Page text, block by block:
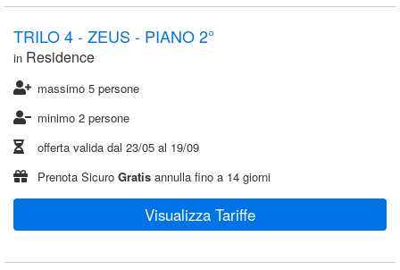
TRILO 4 - ZEUS - PIANO 2°
in Residence
massimo 5 persone
minimo 2 persone
offerta valida dal 23/05 al 19/09
Prenota Sicuro Gratis annulla fino a 14 giorni
Visualizza Tariffe